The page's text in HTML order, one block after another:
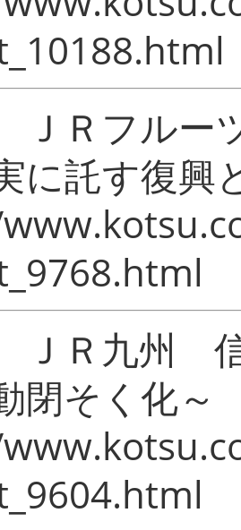
Ｒフルー
に託す復興
Ｒ九州 信
閉そく化～